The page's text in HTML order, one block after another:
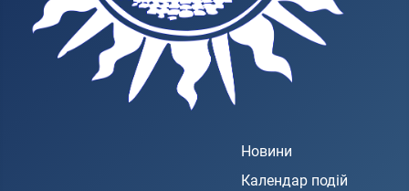
Новини
Календар подій